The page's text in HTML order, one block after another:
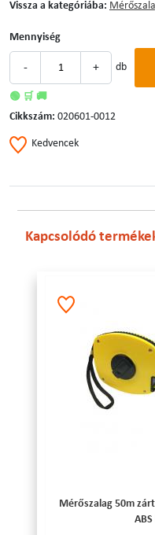
Vissza a kategóriába:
Mennyiség
- + db
🟢 🛒 🚚
Cikkszám: 020601-0012
Kedvencek
Kapcsolódó
Mérőszalag 50m
ABS